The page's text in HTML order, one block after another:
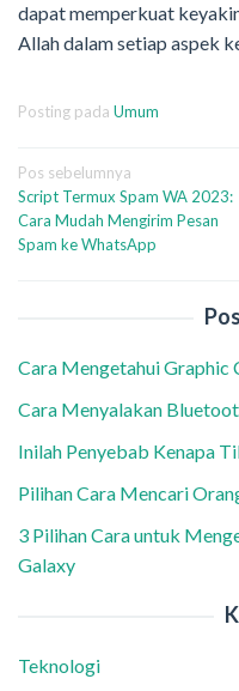
dapat memperkuat
Allah dalam setiap aspek
Posting pada Umum
Navigasi
pos
Pos sebelumnya
Script Termux Spam WA 2023:
Cara Mudah Mengirim Pesan
Spam ke WhatsApp
Cara Mengetahui Graphic
Cara Menyalakan
Inilah Penyebab Kenapa
Pilihan Cara Mencari
3 Pilihan Cara untuk
Galaxy
Teknologi